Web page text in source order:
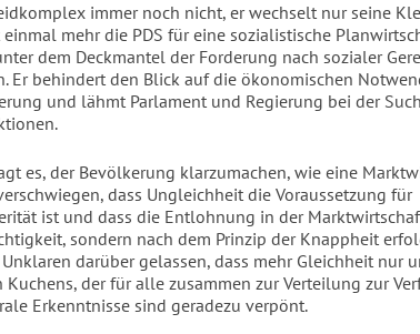
immer noch nicht, er wechselt nur seine
mehr die PDS für eine sozialistische
dem Deckmantel der Forderung nach sozialer
Er behindert den Blick auf die ökonomischen
und lähmt Parlament und Regierung bei der
es, der Bevölkerung klarzumachen, wie eine
dass Ungleichheit die Voraussetzung für
ist und dass die Entlohnung in der
sondern nach dem Prinzip der Knappheit
darüber gelassen, dass mehr Gleichheit nur
der für alle zusammen zur Verteilung zur
Erkenntnisse sind geradezu verpönt.